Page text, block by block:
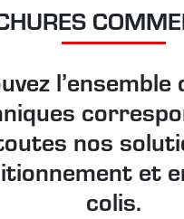
l’ensemble
nos
et
colis.